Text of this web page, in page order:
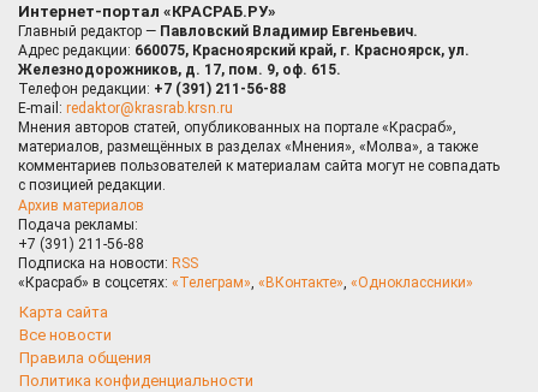
Интернет-портал «КРАСРАБ.РУ»
Главный редактор — Павловский Владимир Евгеньевич.
Адрес редакции: 660075, Красноярский край, г. Красноярск, ул.
Железнодорожников, д. 17, пом. 9, оф. 615.
Телефон редакции: +7 (391) 211-56-88
E-mail: redaktor@krasrab.krsn.ru
Мнения авторов статей, опубликованных на портале «Красраб»,
материалов, размещённых в разделах «Мнения», «Молва», а также
комментариев пользователей к материалам сайта могут не совпадать
с позицией редакции.
Архив материалов
Подача рекламы:
+7 (391) 211-56-88
Подписка на новости: RSS
«Красраб» в соцсетях: «Телеграм», «ВКонтакте», «Одноклассники»
Карта сайта
Все новости
Правила общения
Политика конфиденциальности